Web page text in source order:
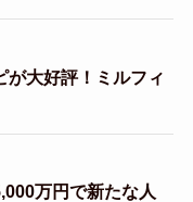
が大好評！ミルフィ
万円で新たな人